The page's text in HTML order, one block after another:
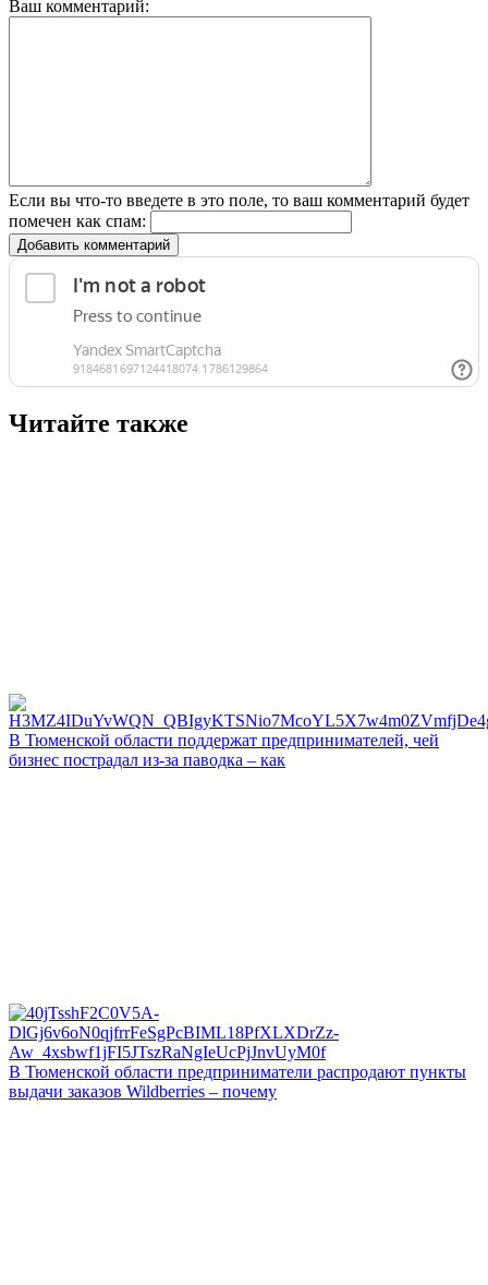
Ваш комментарий:
Если вы что-то введете в это поле, то ваш комментарий будет
помечен как спам:
Добавить комментарий
Читайте также
В Тюменской области поддержат предпринимателей, чей
бизнес пострадал из-за паводка – как
В Тюменской области предприниматели распродают пункты
выдачи заказов Wildberries – почему